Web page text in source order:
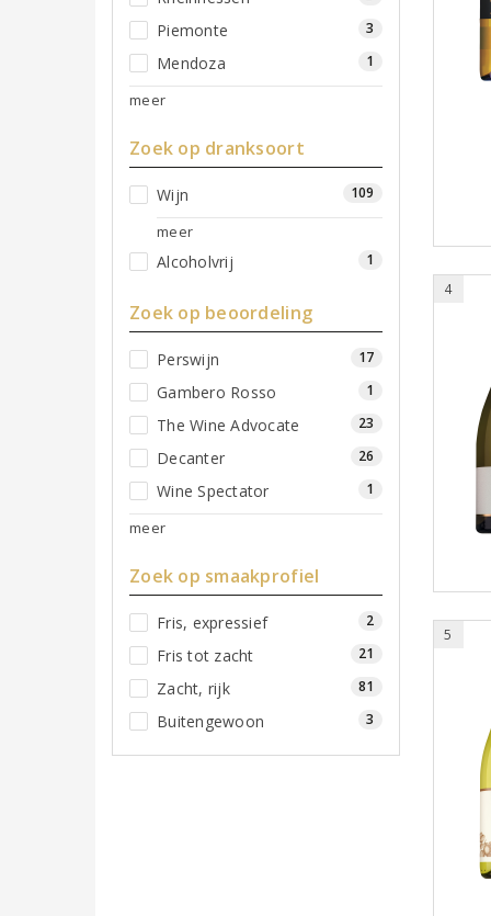
Piemonte 3
Mendoza 1
meer
Zoek op dranksoort
Wijn 109
meer
Alcoholvrij 1
Zoek op beoordeling
Perswijn 17
Gambero Rosso 1
The Wine Advocate 23
Decanter 26
Wine Spectator 1
meer
Zoek op smaakprofiel
Fris, expressief 2
Fris tot zacht 21
Zacht, rijk 81
Buitengewoon 3
4
5